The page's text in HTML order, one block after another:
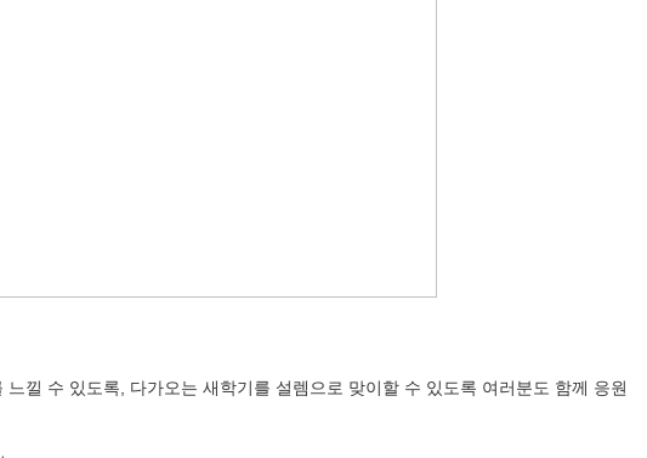
낄 수 있도록, 다가오는 새학기를 설렘으로 맞이할 수 있도록 여러분도 함께 응원